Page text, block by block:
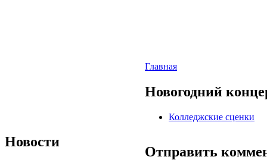
Новости
Главная
Новогодний
Колледжские сценки
Отправить